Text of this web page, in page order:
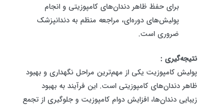
برای حفظ ظاهر دندان‌های کامپوزیتی و انجام
پولیش‌های دوره‌ای، مراجعه منظم به دندانپزشک
ضروری است.
نتیجه‌گیری :
پولیش کامپوزیت یکی از مهم‌ترین مراحل نگهداری و بهبود
ظاهر دندان‌های کامپوزیتی است. این فرآیند به بهبود
زیبایی دندان‌ها، افزایش دوام کامپوزیت و جلوگیری از تجمع